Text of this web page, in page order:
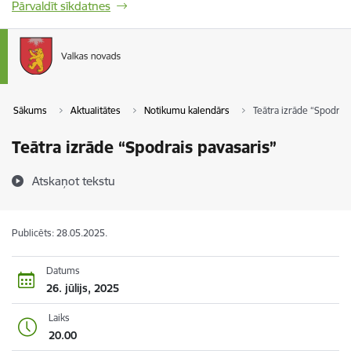
Pārvaldīt sīkdatnes
Sākums Aktualitātes Notikumu kalendārs Teātra izrāde
Teātra izrāde “Spodrais pavasaris”
Atskaņot tekstu
Publicēts: 28.05.2025.
Datums
26. jūlijs, 2025
Laiks
20.00